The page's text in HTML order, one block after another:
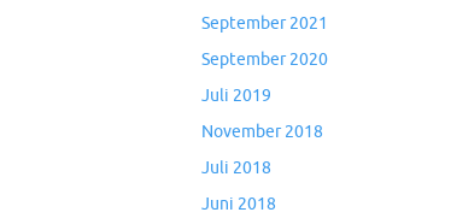
September 2021
September 2020
Juli 2019
November 2018
Juli 2018
Juni 2018